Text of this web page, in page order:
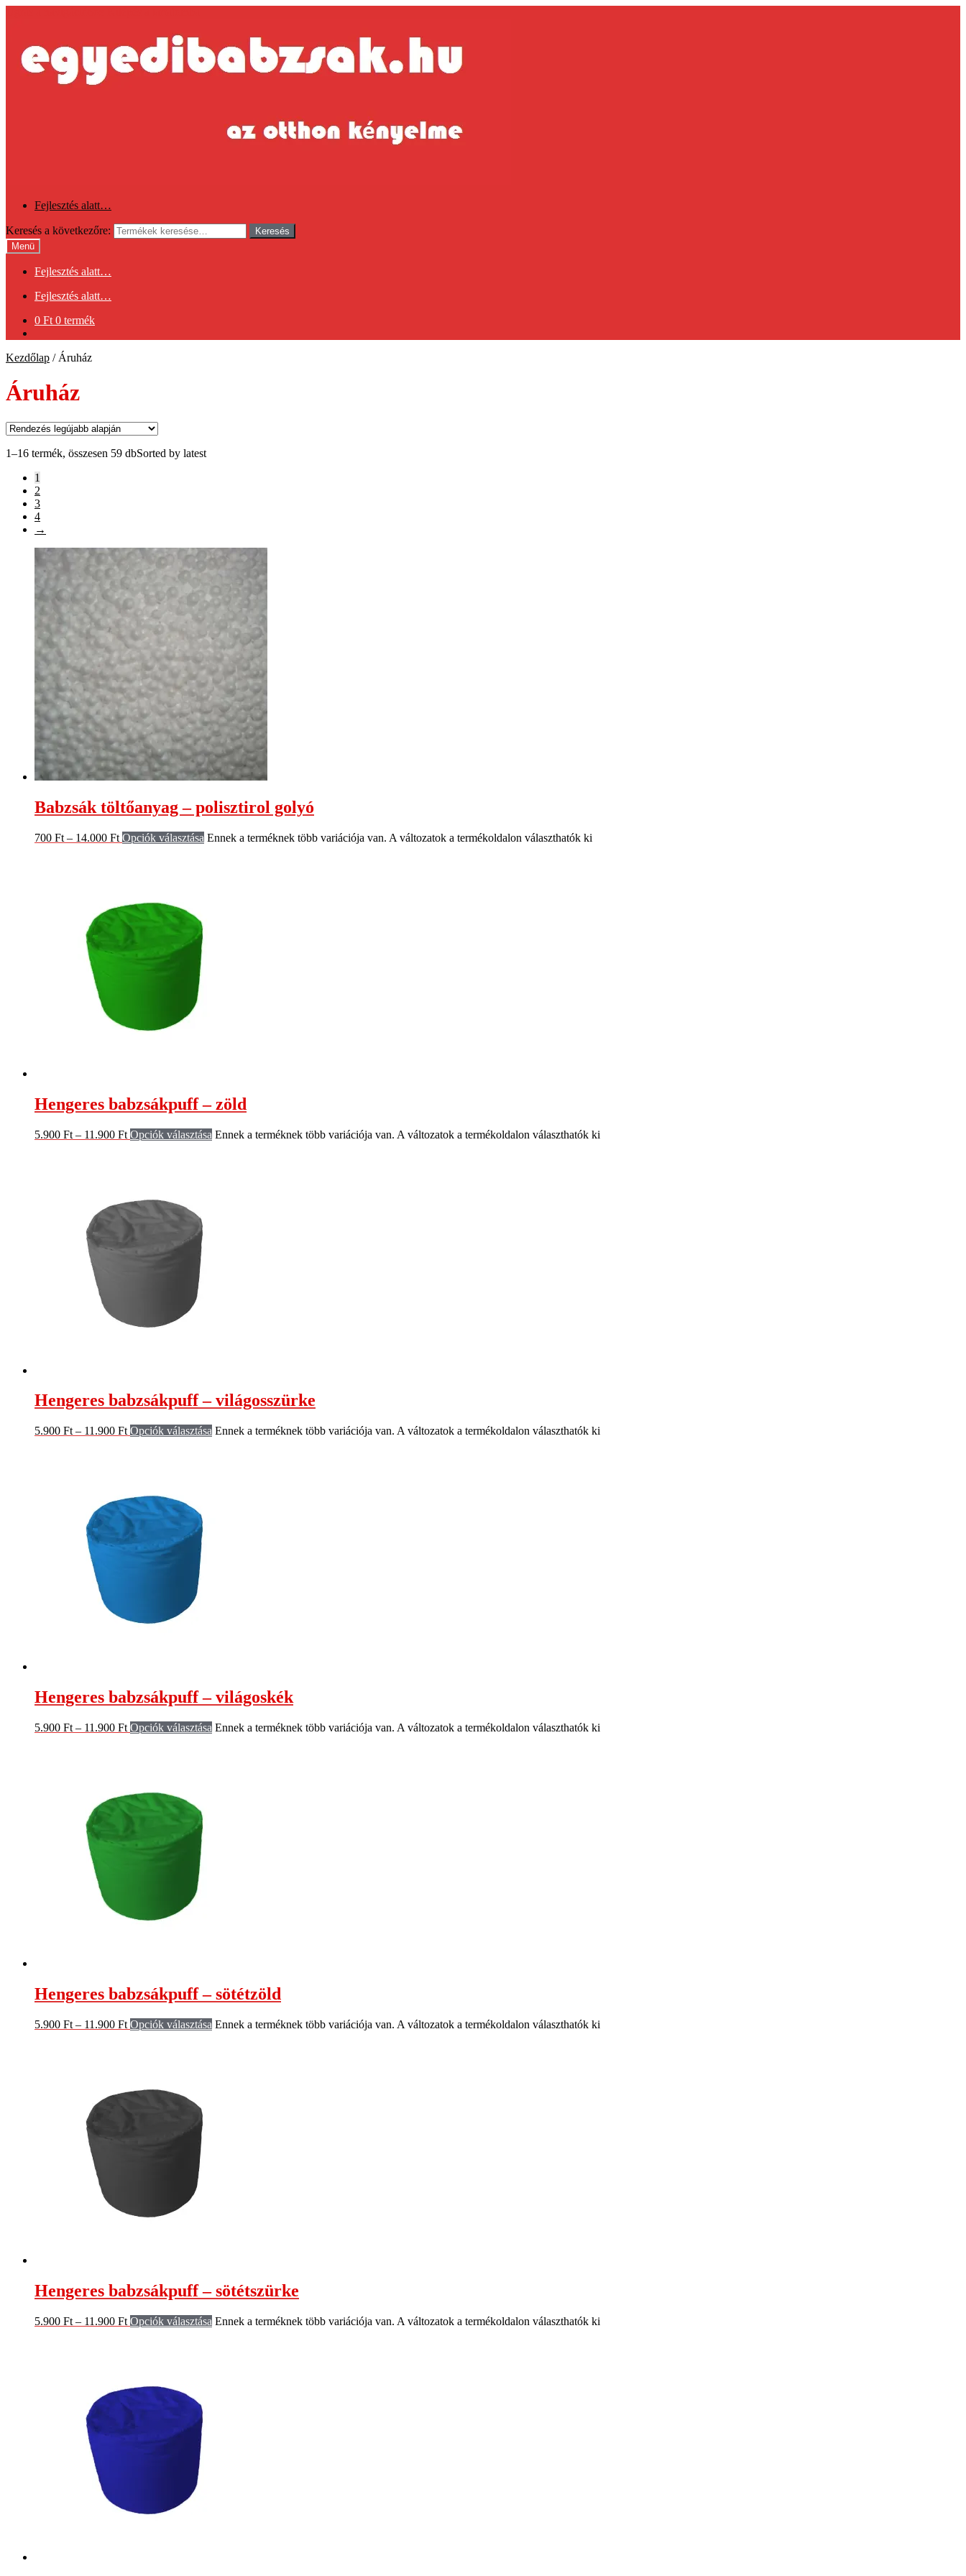
Fejlesztés alatt…
Keresés a következőre:
Keresés
Menü
Fejlesztés alatt…
Fejlesztés alatt…
0 Ft 0 termék
Kezdőlap / Áruház
Áruház
1–16 termék, összesen 59 dbSorted by latest
1
2
3
4
→
Babzsák töltőanyag – polisztirol golyó
700 Ft – 14.000 Ft Opciók választása Ennek a terméknek több variációja van. A változatok a termékoldalon választhatók ki
Hengeres babzsákpuff – zöld
5.900 Ft – 11.900 Ft Opciók választása Ennek a terméknek több variációja van. A változatok a termékoldalon választhatók ki
Hengeres babzsákpuff – világosszürke
5.900 Ft – 11.900 Ft Opciók választása Ennek a terméknek több variációja van. A változatok a termékoldalon választhatók ki
Hengeres babzsákpuff – világoskék
5.900 Ft – 11.900 Ft Opciók választása Ennek a terméknek több variációja van. A változatok a termékoldalon választhatók ki
Hengeres babzsákpuff – sötétzöld
5.900 Ft – 11.900 Ft Opciók választása Ennek a terméknek több variációja van. A változatok a termékoldalon választhatók ki
Hengeres babzsákpuff – sötétszürke
5.900 Ft – 11.900 Ft Opciók választása Ennek a terméknek több variációja van. A változatok a termékoldalon választhatók ki